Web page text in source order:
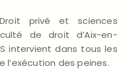
privé et sciences
de droit d’Aix-en-
intervient dans tous les
des peines.